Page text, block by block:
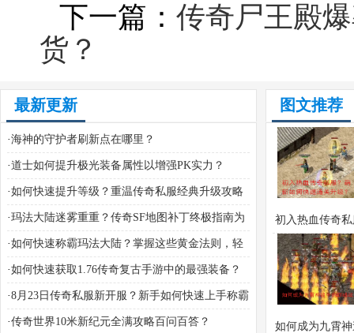
下一篇： 传奇尸王殿
货？
最新更新
·海神的守护者刷新点在哪里？
·道士如何提升极光装备属性以增强PK实力？
·如何快速提升等级？重温传奇私服经典升级攻略
·玛法大陆迷雾重重？传奇SF地图补丁终极指南为
你揭开真相
·如何快速称霸玛法大陆？掌握这些黄金法则，轻
松叱咤沙场
·如何快速获取1.76传奇复古手游中的最强装备？
·8月23日传奇私服新开服？新手如何快速上手称霸
沙城？
·传奇世界10米新纪元全满攻略百问百答？
图文推荐
初入热血传奇
新如何快速通
如何成为九霄